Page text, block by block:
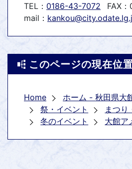
TEL： 0186-43-7072 FAX
mail：
このページの現在位
Home ホーム - 秋田県大
祭・イベント
まつり
冬のイベント
大館ア